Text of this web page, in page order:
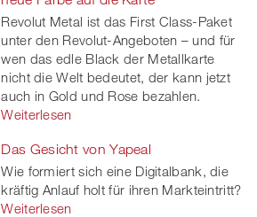
Revolut Metal ist das First Class-Paket
unter den Revolut-Angeboten – und für
wen das edle Black der Metallkarte
nicht die Welt bedeutet, der kann jetzt
auch in Gold und Rose bezahlen.
Weiterlesen
Das Gesicht von Yapeal
Wie formiert sich eine Digitalbank, die
kräftig Anlauf holt für ihren Markteintritt?
Weiterlesen